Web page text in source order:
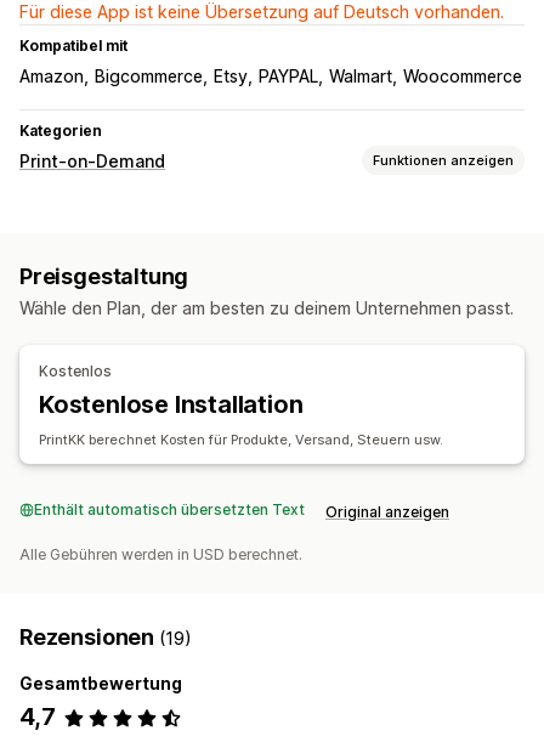
Für diese App ist keine Übersetzung auf Deutsch vorhanden.
Kompatibel mit
Amazon Bigcommerce Etsy PAYPAL Walmart Woocommerce
Kategorien
Print-on-Demand Funktionen anzeigen
Personalisierung
Versandoptionen
Massenversand Globales Fulfillment Multiversand
Updates in Echtzeit Inklusive Preisgestaltung
Nachverfolgung von Bestellungen
Preisgestaltung
Wähle den Plan, der am besten zu deinem Unternehmen passt.
Kostenlos
Kostenlose Installation
PrintKK berechnet Kosten für Produkte, Versand, Steuern usw.
Enthält automatisch übersetzten Text Original anzeigen
Alle Gebühren werden in USD berechnet.
Rezensionen (19)
Gesamtbewertung
4,7